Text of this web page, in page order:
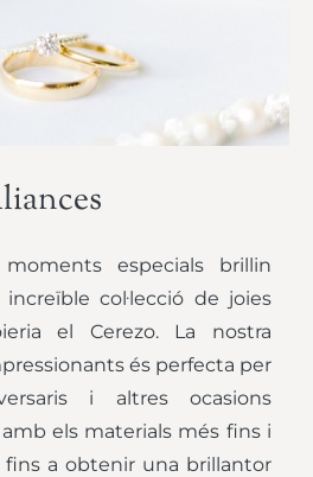
especials brillin
col·lecció de joies
el Cerezo. La nostra
és perfecta per
i altres ocasions
amb els materials més fins i
fins a obtenir una brillantor